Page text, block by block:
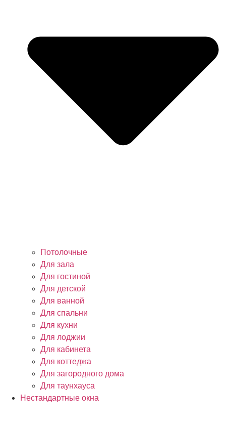
Потолочные
Для зала
Для гостиной
Для детской
Для ванной
Для спальни
Для кухни
Для лоджии
Для кабинета
Для коттеджа
Для загородного дома
Для таунхауса
Нестандартные окна